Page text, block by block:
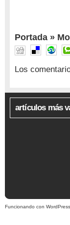
Portada »
Los
artículos más
Funcionando con